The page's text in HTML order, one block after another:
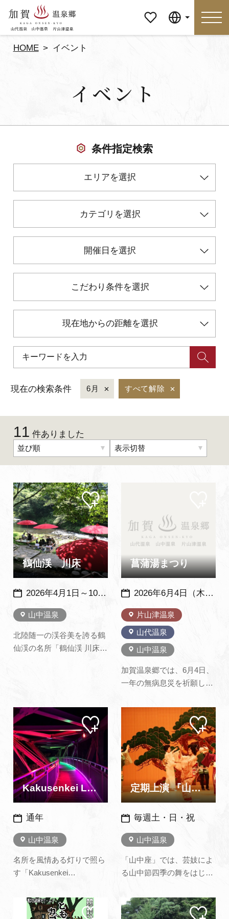
ージ
マイページ
初めての加賀温泉郷
加賀に泊まって！北陸巡り♪
ご当地グルメ
加賀 旅先納税
お知らせ
動画を見る
パンフレットダウンロード
写真ダウンロード
プライバシーポリシー
HOME イベント
イベント
条件指定検索
エリアを選択
カテゴリを選択
開催日を選択
こだわり条件を選択
現在地からの距離を選択
現在の検索条件 6月 すべて解除
11 件ありました
並び順 表示切替
鶴仙渓 川床
山中温泉
2026年4月1日～10月31日 9：30～16：00 11月1日～11月30日 10：00～15：00 ※雨天及び河川の増水時は中止となります。※メンテナンス休業期間あり
北陸随一の渓谷美を誇る鶴
仙渓の名所「鶴仙渓 川床」
紅葉を眺めながら、ここに
しかない風情あるひととき
をお過ごしください。 さら
に、山中出身の和の鉄人…
マイ
ペー
ジに
追加
菖蒲湯まつり
片山津温泉
山代温泉
山中温泉
2026年6月4日（木）・5日（金）（山中・片山津は6月4日のみ開催 ）※毎年、同日開催
加賀温泉郷では、6月4日、
一年の無病息災を祈願し、
各温泉で行われます。山代
温泉では、毎年6月4日から
5日の2日間に亘り勇壮に繰
り広げられます。 祭りの初
日、若者たちが菖蒲を俵に
詰め込んだ神輿を担ぎ、温
泉街をかけ声も勇ましく練
り…
追加
Kakusenkei Light
山中温泉
通年
名所を風情ある灯りで照ら
す「Kakusenkei
公園内が九谷五彩をイメー
ジした色合いで幻想的にラ
マイ
ペー
ジに
追加
定期上演 『山中節 四季の舞』
山中温泉
毎週土・日・祝
「山中座」では、芸妓によ
る山中節四季の舞をはじめ
ただけます。 演目にはお客
様が参加できるものもあり
マイ
ペー
ジに
追加
マイ
マイ